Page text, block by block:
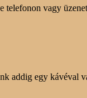
vagy
egy kávéval